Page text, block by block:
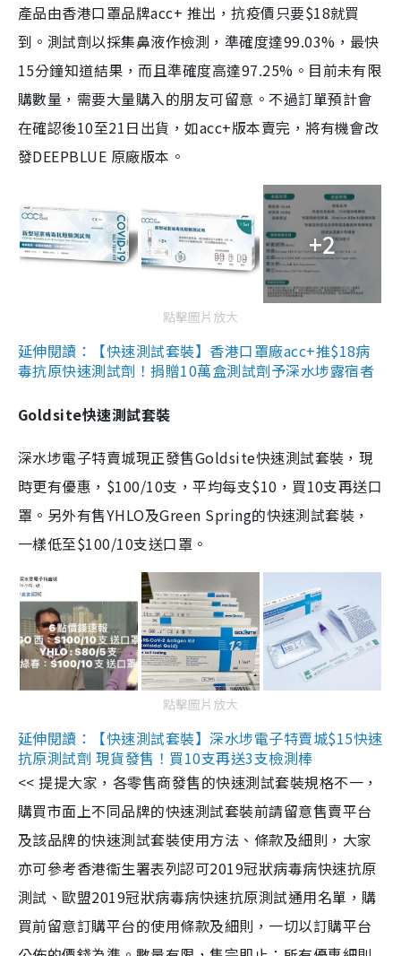
產品由香港口罩品牌acc+ 推出，抗疫價只要$18就買
到。測試劑以採集鼻液作檢測，準確度達99.03%，最快
15分鐘知道結果，而且準確度高達97.25%。目前未有限
購數量，需要大量購入的朋友可留意。不過訂單預計會
在確認後10至21日出貨，如acc+版本賣完，將有機會改
發DEEPBLUE 原廠版本。
+2
點擊圖片放大
延伸閱讀：【快速測試套裝】香港口罩廠acc+推$18病
毒抗原快速測試劑！捐贈10萬盒測試劑予深水埗露宿者
Goldsite快速測試套裝
深水埗電子特賣城現正發售Goldsite快速測試套裝，現
時更有優惠，$100/10支，平均每支$10，買10支再送口
罩。另外有售YHLO及Green Spring的快速測試套裝，
一樣低至$100/10支送口罩。
點擊圖片放大
延伸閱讀：【快速測試套裝】深水埗電子特賣城$15快速
抗原測試劑 現貨發售！買10支再送3支檢測棒
<< 提提大家，各零售商發售的快速測試套裝規格不一，
購買市面上不同品牌的快速測試套裝前請留意售賣平台
及該品牌的快速測試套裝使用方法、條款及細則，大家
亦可參考香港衞生署表列認可2019冠狀病毒病快速抗原
測試、歐盟2019冠狀病毒病快速抗原測試通用名單，購
買前留意訂購平台的使用條款及細則，一切以訂購平台